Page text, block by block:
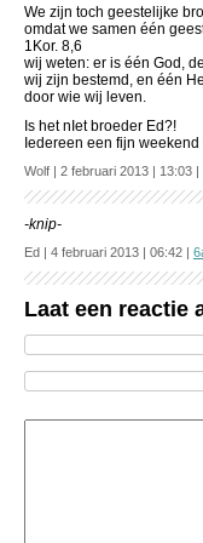
We zijn toch geestelijke
omdat we samen één
1Kor. 8,6
wij weten: er is één God,
wij zijn bestemd, en één
door wie wij leven.
Is het nIet broeder Ed?!
Iedereen een fijn
Wolf | 2 februari 2013 | 13:03 |
-knip-
Ed | 4 februari 2013 | 06:42 |
Laat een reactie